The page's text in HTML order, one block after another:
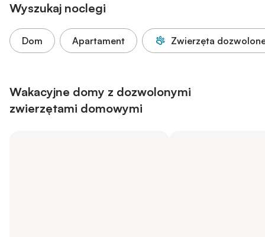
Wyszukaj noclegi
Dom Apartament Zwierzęta
Wakacyjne domy z dozwolonymi
zwierzętami domowymi